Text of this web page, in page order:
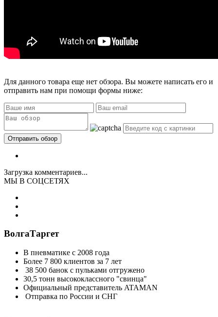
Для данного товара еще нет обзора. Вы можете написать его и
отправить нам при помощи формы ниже:
Загрузка комментариев...
МЫ В СОЦСЕТЯХ
ВолгаТаргет
В пневматике с 2008 года
Более 7 800 клиентов за 7 лет
38 500 банок с пульками отгружено
30,5 тонн высококлассного "свинца"
Официальный представитель ATAMAN
Отправка по России и СНГ